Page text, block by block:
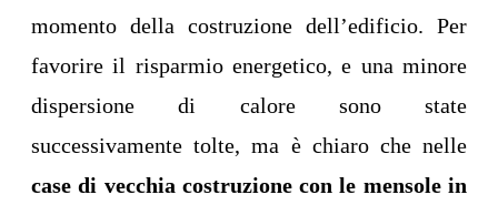
momento della costruzione dell’edificio. Per
favorire il risparmio energetico, e una minore
dispersione di calore sono state
successivamente tolte, ma è chiaro che nelle
case di vecchia costruzione con le mensole in